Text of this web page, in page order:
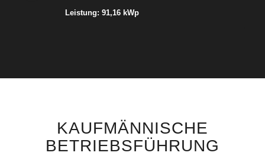
Leistung: 91,16 kWp
KAUFMÄNNISCHE
BETRIEBSFÜHRUNG